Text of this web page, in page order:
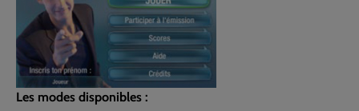
Les modes disponibles :